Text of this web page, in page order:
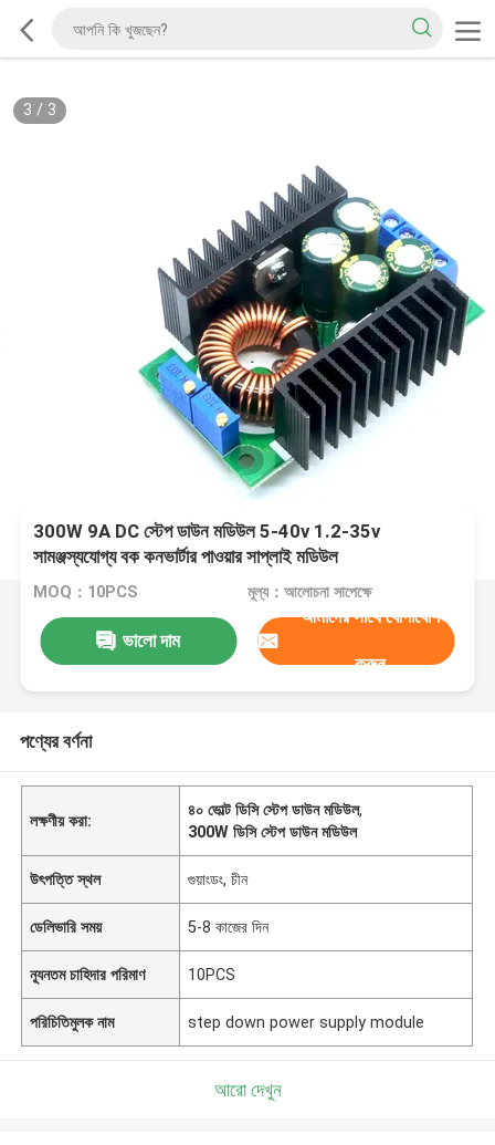
3 / 3
300W 9A DC স্টেপ ডাউন মডিউল 5-40v 1.2-35v
সামঞ্জস্যযোগ্য বক কনভার্টার পাওয়ার সাপ্লাই মডিউল
MOQ：10PCS মূল্য：আলোচনা সাপেক্ষে
ভালো দাম
আমাদের সাথে যোগাযোগ
করুন
পণ্যের বর্ণনা
লক্ষণীয় করা:
৪০ ভোল্ট ডিসি স্টেপ ডাউন মডিউল,
300W ডিসি স্টেপ ডাউন মডিউল
উৎপত্তি স্থল গুয়াংডং, চীন
ডেলিভারি সময় 5-8 কাজের দিন
ন্যূনতম চাহিদার পরিমাণ 10PCS
পরিচিতিমুলক নাম step down power supply module
আরো দেখুন